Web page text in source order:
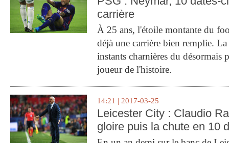
carrière
À 25 ans, l'étoile montante du
déjà une carrière bien remplie.
instants charnières du désormais
joueur de l'histoire.
14:21 | 2017-03-25
Leicester City : Claudio
gloire puis la chute en 10